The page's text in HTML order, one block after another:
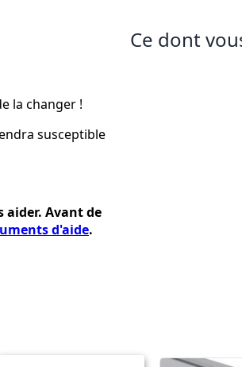
la changer !
susceptible
aider. Avant de
d'aide.
Ce dont